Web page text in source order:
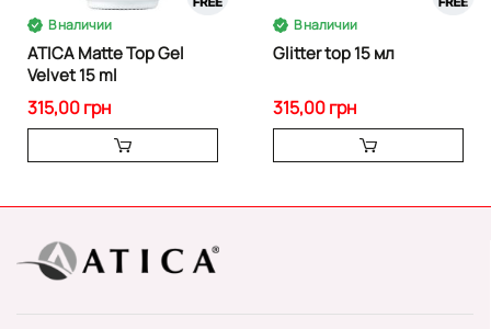
В наличии
ATICA Matte Top Gel
Velvet 15 ml
315,00 грн
В наличии
Glitter top 15 мл
315,00 грн